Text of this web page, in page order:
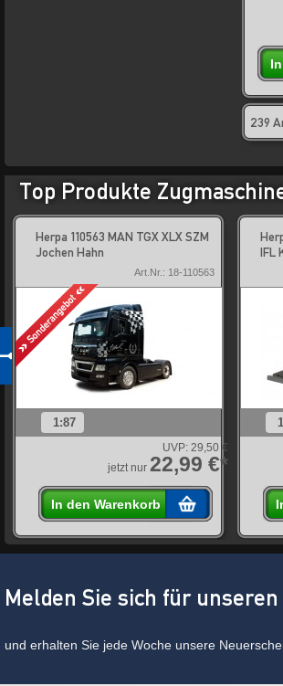
239
Top Produkte
Herpa 110563 MAN TGX XLX SZM
Jochen Hahn
Art.Nr.: 18-110563
1:87
UVP: 29,50 €
jetzt nur 22,99 €*
In den Warenkorb
IFL
Melden Sie sich für
und erhalten Sie jede Woche unsere